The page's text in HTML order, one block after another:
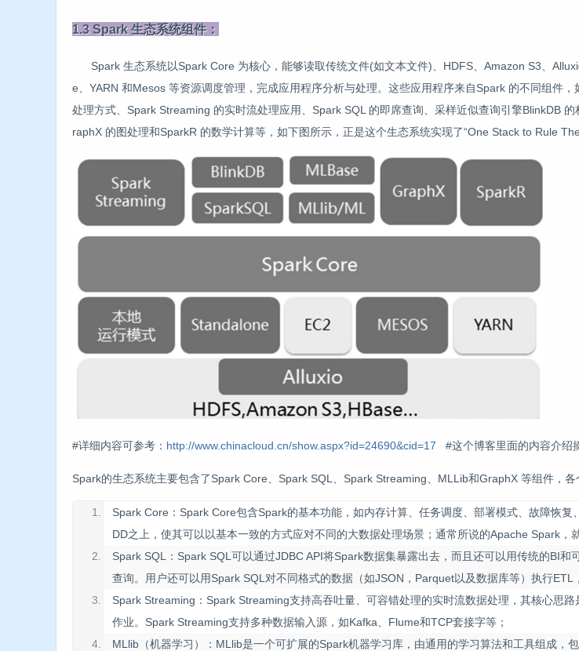
1.3 Spark 生态系统组件：
Spark 生态系统以Spark Core 为核心，能够读取传统文件(如文本文件)、HDFS、Amazon S3、
e、YARN 和Mesos 等资源调度管理，完成应用程序分析与处理。这些应用程序来自Spark 的不同组件
处理方式、Spark Streaming 的实时流处理应用、Spark SQL 的即席查询、采样近似查询引擎BlinkDB
raphX 的图处理和SparkR 的数学计算等，如下图所示，正是这个生态系统实现了“One Stack to Rule
#详细内容可参考： http://www.chinacloud.cn/show.aspx?id=24690&cid=17 #这个博客里面的内容介绍
Spark的生态系统主要包含了Spark Core、Spark SQL、Spark Streaming、MLLib和GraphX 等组件，各
Spark Core：Spark Core包含Spark的基本功能，如内存计算、任务调度、部署模式、故障恢复
DD之上，使其可以以基本一致的方式应对不同的大数据处理场景；通常所说的Apache Spark，
Spark SQL：Spark SQL可以通过JDBC API将Spark数据集暴露出去，而且还可以用传统的BI和
查询。用户还可以用Spark SQL对不同格式的数据（如JSON，Parquet以及数据库等）执行ETL
Spark Streaming：Spark Streaming支持高吞吐量、可容错处理的实时流数据处理，其核心思
作业。Spark Streaming支持多种数据输入源，如Kafka、Flume和TCP套接字等；
MLlib（机器学习）：MLlib是一个可扩展的Spark机器学习库，由通用的学习算法和工具组成，